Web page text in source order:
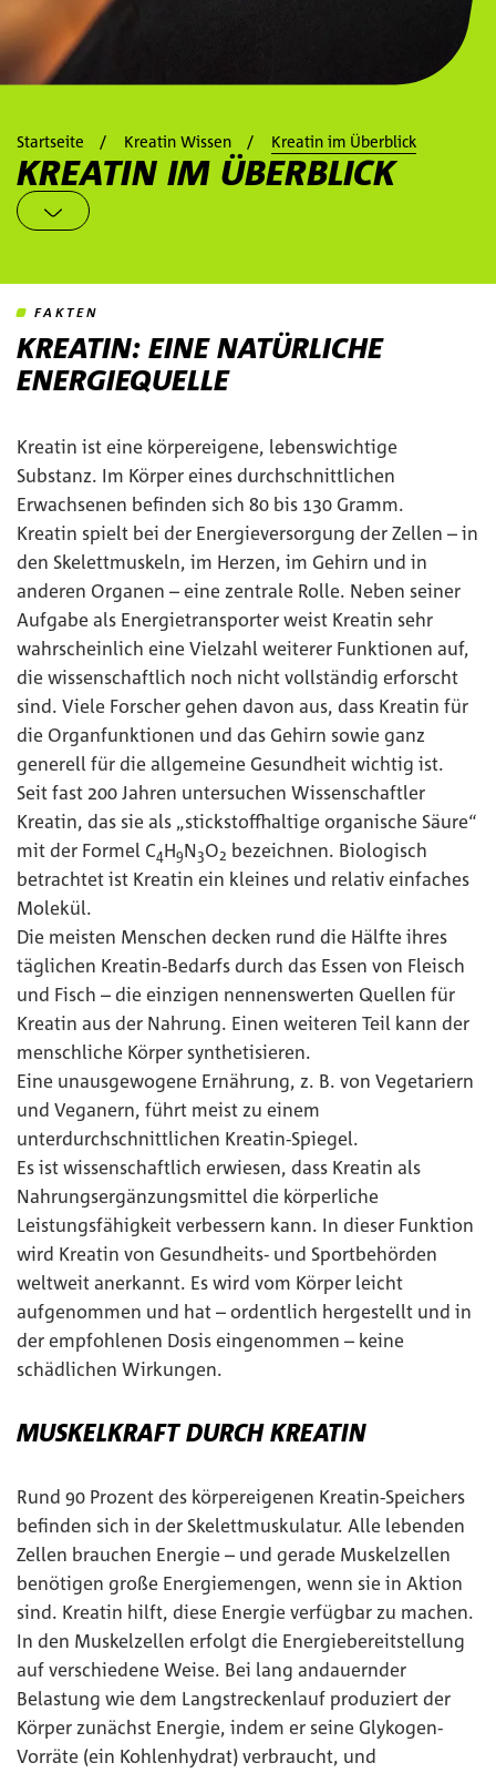
Startseite Kreatin Wissen Kreatin im Überblick
KREATIN IM ÜBERBLICK
FAKTEN
KREATIN: EINE NATÜRLICHE
ENERGIEQUELLE
Kreatin ist eine körpereigene, lebenswichtige
Substanz. Im Körper eines durchschnittlichen
Erwachsenen befinden sich 80 bis 130 Gramm.
Kreatin spielt bei der Energieversorgung der Zellen – in
den Skelettmuskeln, im Herzen, im Gehirn und in
anderen Organen – eine zentrale Rolle. Neben seiner
Aufgabe als Energietransporter weist Kreatin sehr
wahrscheinlich eine Vielzahl weiterer Funktionen auf,
die wissenschaftlich noch nicht vollständig erforscht
sind. Viele Forscher gehen davon aus, dass Kreatin für
die Organfunktionen und das Gehirn sowie ganz
generell für die allgemeine Gesundheit wichtig ist.
Seit fast 200 Jahren untersuchen Wissenschaftler
Kreatin, das sie als „stickstoffhaltige organische Säure“
mit der Formel C4H9N3O2 bezeichnen. Biologisch
betrachtet ist Kreatin ein kleines und relativ einfaches
Molekül.
Die meisten Menschen decken rund die Hälfte ihres
täglichen Kreatin-Bedarfs durch das Essen von Fleisch
und Fisch – die einzigen nennenswerten Quellen für
Kreatin aus der Nahrung. Einen weiteren Teil kann der
menschliche Körper synthetisieren.
Eine unausgewogene Ernährung, z. B. von Vegetariern
und Veganern, führt meist zu einem
unterdurchschnittlichen Kreatin-Spiegel.
Es ist wissenschaftlich erwiesen, dass Kreatin als
Nahrungsergänzungsmittel die körperliche
Leistungsfähigkeit verbessern kann. In dieser Funktion
wird Kreatin von Gesundheits- und Sportbehörden
weltweit anerkannt. Es wird vom Körper leicht
aufgenommen und hat – ordentlich hergestellt und in
der empfohlenen Dosis eingenommen – keine
schädlichen Wirkungen.
MUSKELKRAFT DURCH KREATIN
Rund 90 Prozent des körpereigenen Kreatin-Speichers
befinden sich in der Skelettmuskulatur. Alle lebenden
Zellen brauchen Energie – und gerade Muskelzellen
benötigen große Energiemengen, wenn sie in Aktion
sind. Kreatin hilft, diese Energie verfügbar zu machen.
In den Muskelzellen erfolgt die Energiebereitstellung
auf verschiedene Weise. Bei lang andauernder
Belastung wie dem Langstreckenlauf produziert der
Körper zunächst Energie, indem er seine Glykogen-
Vorräte (ein Kohlenhydrat) verbraucht, und